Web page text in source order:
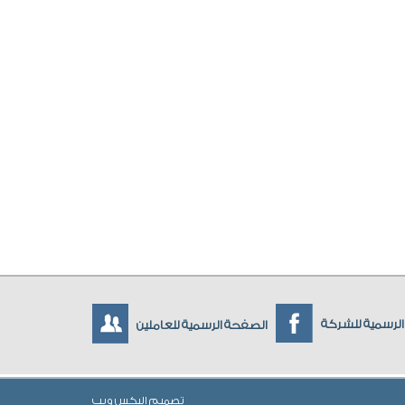
الصفحة الرسمية للعاملين للشركة
تصميم اليكس ويب